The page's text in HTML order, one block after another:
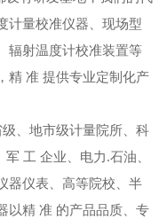
计量校准仪器、现场型
辐射温度计校准装置等
精 准 提供专业定制化产
、地市级计量院所、科
工 企业、电力.石油、
器仪表、高等院校、半
以精 准 的产品品质、专